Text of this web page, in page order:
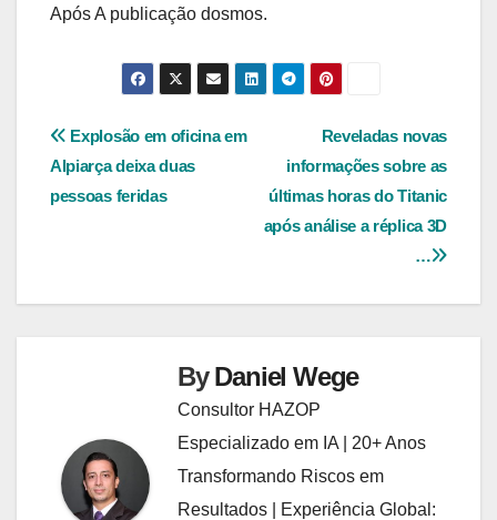
Após A publicação dosmos.
Navegação
de
Reveladas novas
informações sobre as
últimas horas do Titanic
após análise a réplica 3D
…
Explosão em oficina em
Alpiarça deixa duas
pessoas feridas
ByDaniel Wege
Consultor HAZOP
Especializado em IA | 20+ Anos
Transformando Riscos em
Resultados | Experiência Global: